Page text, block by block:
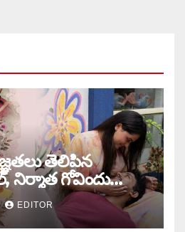
తెలిపిన
గోవిందు
EDITOR